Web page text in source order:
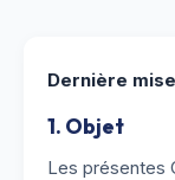
Dernière
1. Objet
Les présentes